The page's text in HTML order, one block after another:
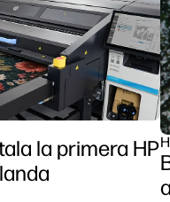
la primera HP